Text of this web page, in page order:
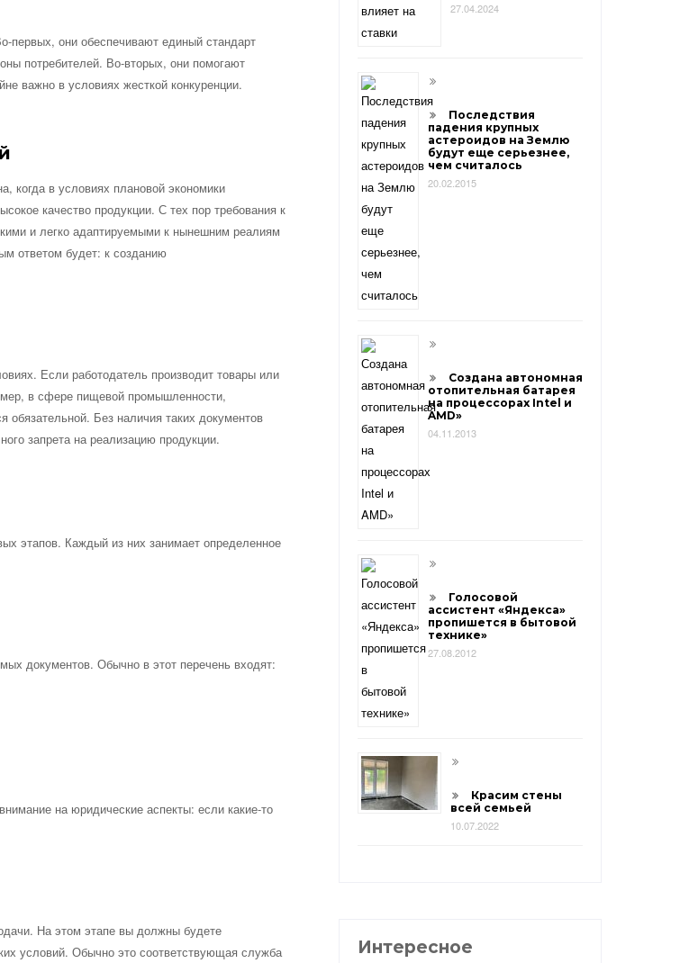
первых, они обеспечивают единый стандарт
потребителей. Во-вторых, они помогают
важно в условиях жесткой конкуренции.
когда в условиях плановой экономики
качество продукции. С тех пор требования к
и легко адаптируемыми к нынешним реалиям
ответом будет: к созданию
Если работодатель производит товары или
в сфере пищевой промышленности,
обязательной. Без наличия таких документов
запрета на реализацию продукции.
этапов. Каждый из них занимает определенное
документов. Обычно в этот перечень входят:
на юридические аспекты: если какие-то
На этом этапе вы должны будете
условий. Обычно это соответствующая служба
27.04.2024
Последствия
падения крупных
астероидов на Землю
будут еще серьезнее,
чем считалось
20.02.2015
Создана автономная
отопительная батарея
на процессорах Intel и
AMD»
04.11.2013
Голосовой
ассистент «Яндекса»
пропишется в бытовой
технике»
27.08.2012
Красим стены
всей семьей
10.07.2022
Интересное